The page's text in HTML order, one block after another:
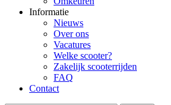
Informatie
Nieuws
Over ons
Vacatures
Welke scooter?
Zakelijk scooterrijden
FAQ
Contact